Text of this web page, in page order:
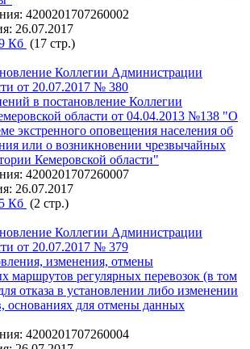
4200201707260002
26.07.2017
Кб (17 стр.)
Коллегии Администрации
от 20.07.2017 № 380
в постановление Коллегии
области от 04.04.2013 №138 "О
экстренного оповещения населения об
или о возникновении чрезвычайных
Кемеровской области"
4200201707260007
26.07.2017
Кб (2 стр.)
Коллегии Администрации
от 20.07.2017 № 379
изменения, отмены
маршрутов регулярных перевозок (в том
отказа в установлении либо изменении
основаниях для отмены данных
4200201707260004